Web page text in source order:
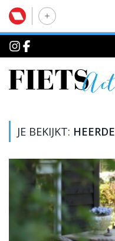
JE BEKIJKT: HEERDE